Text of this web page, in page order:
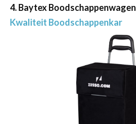
4. Baytex Boodschappenwagen
Kwaliteit Boodschappenkar